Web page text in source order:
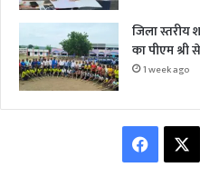
जिला स्तरीय
का पीएम
1 week ago
Facebook